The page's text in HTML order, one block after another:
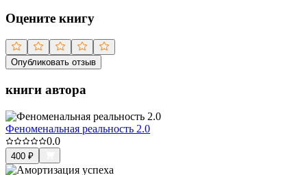
Оцените книгу
Опубликовать отзыв
книги автора
Феноменальная реальность 2.0
0.0
400 ₽